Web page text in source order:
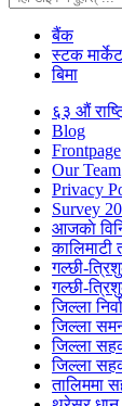
बैंक
स्टक मार्केट
बिमा
६३ औं
Blog
Frontpage
Our Team
Privacy
Survey
आजकाे
कालिमाटी
गल्छी-
गल्छी-
जिल्ला
जिल्ला
जिल्ला
जिल्ला
तालिममा